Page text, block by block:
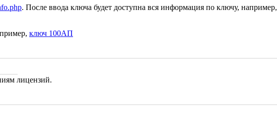
. После ввода ключа будет доступна вся информация по ключу, например,
ключ 100АП
лицензий.